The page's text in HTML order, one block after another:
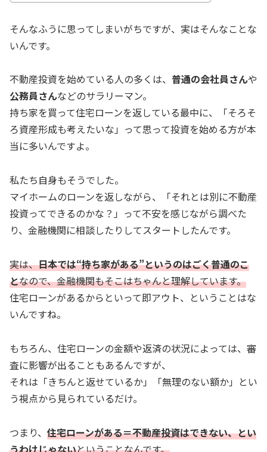
そんなふうに思ってしまいがちですが、実はそんなことな
いんです。
不動産投資を始めている人の多くは、 普通の会社員さんや
公務員さんなどのサラリーマン。
持ち家を買って住宅ローンを返している最中に、「そろそ
ろ資産形成も考えたいな」って思って投資を始める方が本
当に多いんですよ。
私たち自身もそうでした。
マイホームのローンを返しながら、「それとは別に不動産
投資ってできるのかな？」って不安を感じながら調べた
り、金融機関に相談したりしてスタートしたんです。
実は、日本では“持ち家がある”というのはごく普通のこ
となので、金融機関もそこはちゃんと理解しています。
住宅ローンがあるからといって即アウト、ということはな
いんですね。
もちろん、住宅ローンの金額や返済の状況によっては、審
査に影響が出ることもあるんですが、
それは「きちんと返せているか」「無理のない額か」とい
う視点から見られているだけ。
つまり、 住宅ローンがある＝不動産投資はできない、とい
うわけじゃないということなんです。